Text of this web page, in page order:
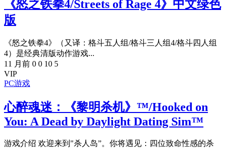
《怒之铁拳4/Streets of Rage 4》中文绿色
版
《怒之铁拳4》（又译：格斗五人组/格斗三人组4/格斗四人组
4）是经典清版动作游戏...
11 月前 0 0 10 5
VIP
PC游戏
心醉魂迷：《黎明杀机》™/Hooked on
You: A Dead by Daylight Dating Sim™
游戏介绍 欢迎来到"杀人岛”。你将遇见：四位致命性感的杀